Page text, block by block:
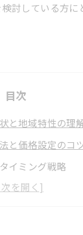
討している方
目次
と地域特性の理
と価格設定のコ
イミング戦略
の選び方と交渉術